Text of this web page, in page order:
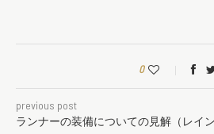
0
previous post
ランナーの装備についての見解（レイン